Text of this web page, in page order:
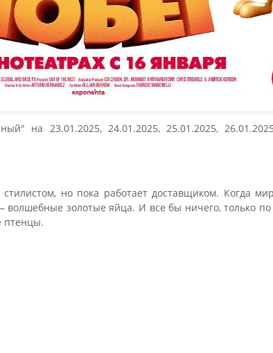
на 23.01.2025, 24.01.2025, 25.01.2025,
но пока работает доставщиком. Когда
золотые яйца. И все бы ничего, только
птенцы.